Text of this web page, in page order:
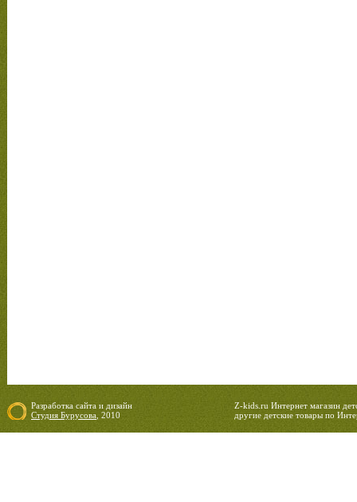
Разработка сайта и дизайн
Студия Бурусова , 2010
Z-kids.ru Интернет магазин
другие детские товары по